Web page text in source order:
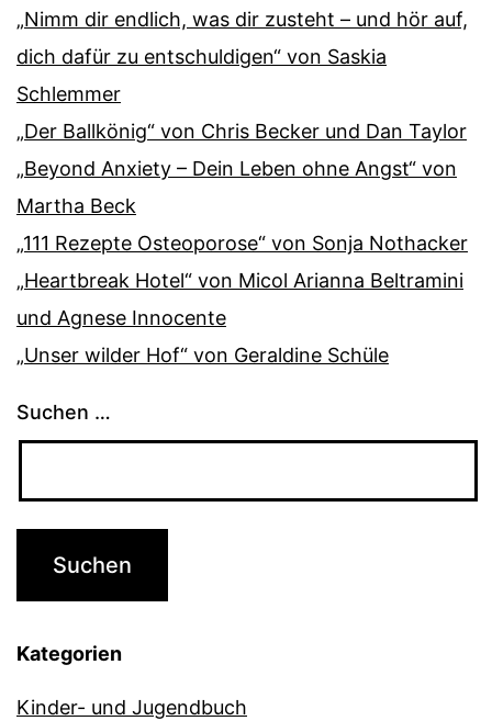
„Nimm dir endlich, was dir zusteht – und hör auf,
dich dafür zu entschuldigen“ von Saskia
Schlemmer
„Der Ballkönig“ von Chris Becker und Dan Taylor
„Beyond Anxiety – Dein Leben ohne Angst“ von
Martha Beck
„111 Rezepte Osteoporose“ von Sonja Nothacker
„Heartbreak Hotel“ von Micol Arianna Beltramini
und Agnese Innocente
„Unser wilder Hof“ von Geraldine Schüle
Suchen …
Kategorien
Kinder- und Jugendbuch